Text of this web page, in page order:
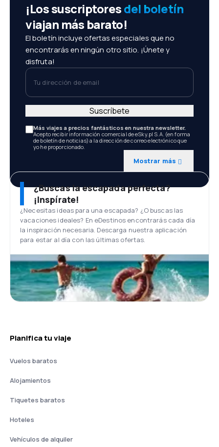
¡Los suscriptoresdel boletín
viajan más barato!
El boletín incluye ofertas especiales que no
encontrarás en ningún otro sitio. ¡Únete y
disfruta!
Tu dirección de email
Más viajes a precios fantásticos en nuestra newsletter.
Acepto recibir información comercial de eSky.pl S.A. (en forma
de boletín de noticias) a la dirección de correo electrónico que
yo he proporcionado.
Mostrar más
Suscríbete
¿Buscas la escapada perfecta?
¡Inspírate!
¿Necesitas ideas para una escapada? ¿O buscas las
vacaciones ideales? En eDestinos encontrarás cada día
la inspiración necesaria. Descarga nuestra aplicación
para estar al día con las últimas ofertas.
Planifica tu viaje
Vuelos baratos
Alojamientos
Tiquetes baratos
Hoteles
Vehículos de alquiler